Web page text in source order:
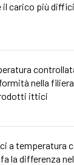
il carico più
nella
ittici
a temperatura
la differenza